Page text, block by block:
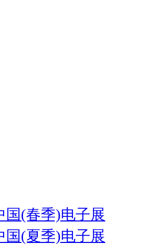
国(春季)电子展
国(夏季)电子展